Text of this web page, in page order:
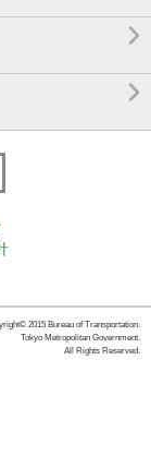


2015 Bureau of Transportation.
Tokyo Metropolitan Government.
All Rights Reserved.